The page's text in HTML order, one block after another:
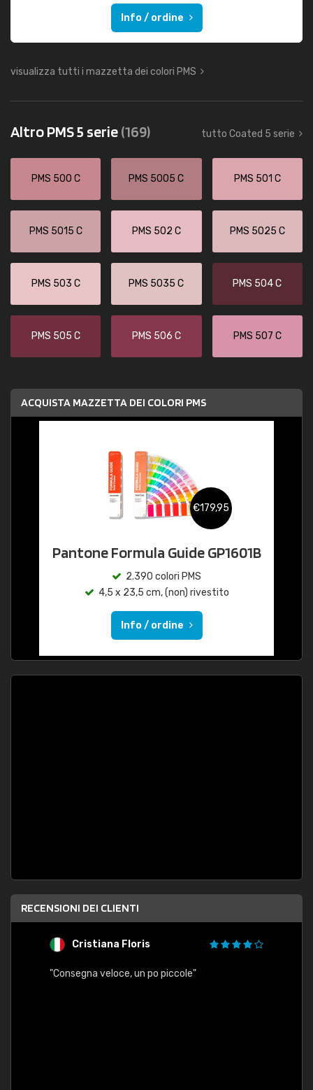
Info / ordine
visualizza tutti i mazzetta dei colori PMS
Altro PMS 5 serie(169) tutto Coated 5 serie
PMS 500 C PMS 5005 C PMS 501 C
PMS 5015 C PMS 502 C PMS 5025 C
PMS 503 C PMS 5035 C PMS 504 C
PMS 505 C PMS 506 C PMS 507 C
ACQUISTA MAZZETTA DEI COLORI PMS
€179,95
Pantone Formula Guide GP1601B
2.390 colori PMS
4,5 x 23,5 cm, (non) rivestito
Info / ordine
RECENSIONI DEI CLIENTI
Cristiana Floris
"Consegna veloce, un po piccole"